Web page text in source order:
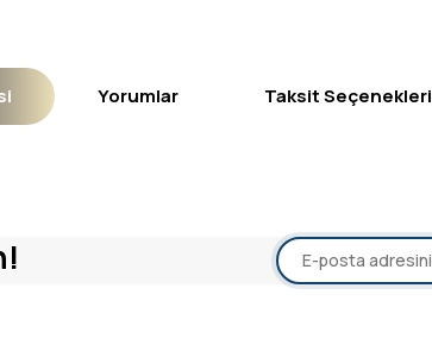
Yorumlar Taksit Seçenekleri
Bu ürüne ilk yorumu siz yapın!